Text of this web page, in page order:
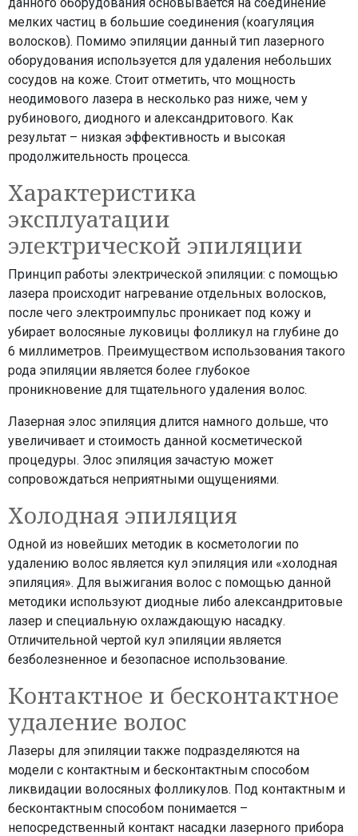
мелких частиц в большие соединения (коагуляция
волосков). Помимо эпиляции данный тип лазерного
оборудования используется для удаления небольших
сосудов на коже. Стоит отметить, что мощность
неодимового лазера в несколько раз ниже, чем у
рубинового, диодного и александритового. Как
результат – низкая эффективность и высокая
продолжительность процесса.
Характеристика
эксплуатации
электрической эпиляции
Принцип работы электрической эпиляции: с помощью
лазера происходит нагревание отдельных волосков,
после чего электроимпульс проникает под кожу и
убирает волосяные луковицы фолликул на глубине до
6 миллиметров. Преимуществом использования такого
рода эпиляции является более глубокое
проникновение для тщательного удаления волос.
Лазерная элос эпиляция длится намного дольше, что
увеличивает и стоимость данной косметической
процедуры. Элос эпиляция зачастую может
сопровождаться неприятными ощущениями.
Холодная эпиляция
Одной из новейших методик в косметологии по
удалению волос является кул эпиляция или «холодная
эпиляция». Для выжигания волос с помощью данной
методики используют диодные либо александритовые
лазер и специальную охлаждающую насадку.
Отличительной чертой кул эпиляции является
безболезненное и безопасное использование.
Контактное и бесконтактное
удаление волос
Лазеры для эпиляции также подразделяются на
модели с контактным и бесконтактным способом
ликвидации волосяных фолликулов. Под контактным и
бесконтактным способом понимается –
непосредственный контакт насадки лазерного прибора